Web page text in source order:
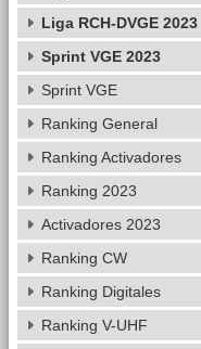
Liga RCH-DVGE 2023
Sprint VGE 2023
Sprint VGE
Ranking General
Ranking Activadores
Ranking 2023
Activadores 2023
Ranking CW
Ranking Digitales
Ranking V-UHF